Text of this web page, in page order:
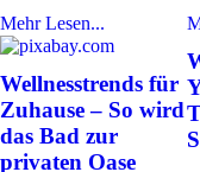
Mehr Lesen...
Wellnesstrends für
Zuhause – So wird
das Bad zur
privaten Oase